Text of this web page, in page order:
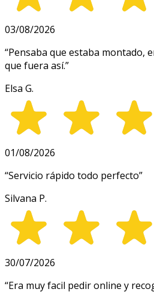
03/08/2026
“Pensaba que estaba montado,
que fuera así.”
Elsa G.
01/08/2026
“Servicio rápido todo perfecto”
Silvana P.
30/07/2026
“Era muy facil pedir online y